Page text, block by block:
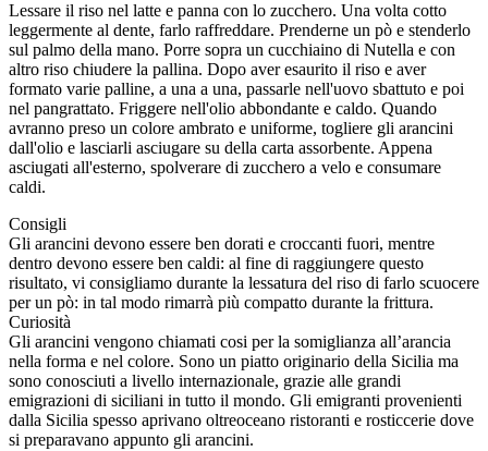
Lessare il riso nel latte e panna con lo zucchero. Una volta cotto
leggermente al dente, farlo raffreddare. Prenderne un pò e stenderlo
sul palmo della mano. Porre sopra un cucchiaino di Nutella e con
altro riso chiudere la pallina. Dopo aver esaurito il riso e aver
formato varie palline, a una a una, passarle nell'uovo sbattuto e poi
nel pangrattato. Friggere nell'olio abbondante e caldo. Quando
avranno preso un colore ambrato e uniforme, togliere gli arancini
dall'olio e lasciarli asciugare su della carta assorbente. Appena
asciugati all'esterno, spolverare di zucchero a velo e consumare
caldi.
Consigli
Gli arancini devono essere ben dorati e croccanti fuori, mentre
dentro devono essere ben caldi: al fine di raggiungere questo
risultato, vi consigliamo durante la lessatura del riso di farlo scuocere
per un pò: in tal modo rimarrà più compatto durante la frittura.
Curiosità
Gli arancini vengono chiamati cosi per la somiglianza all’arancia
nella forma e nel colore. Sono un piatto originario della Sicilia ma
sono conosciuti a livello internazionale, grazie alle grandi
emigrazioni di siciliani in tutto il mondo. Gli emigranti provenienti
dalla Sicilia spesso aprivano oltreoceano ristoranti e rosticcerie dove
si preparavano appunto gli arancini.